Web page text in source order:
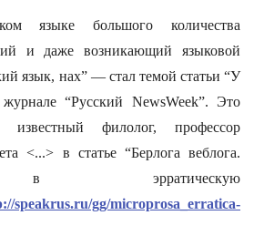
языке большого количества
и даже возникающий языковой
язык, нах” — стал темой статьи “У
“Русский NewsWeek”. Это
известный филолог, профессор
<...> в статье “Берлога веблога.
в эрратическую
speakrus.ru/gg/microprosa_erratica-